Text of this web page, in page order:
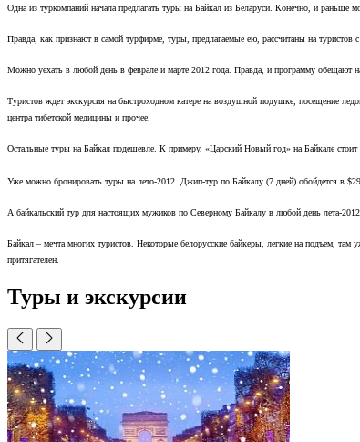
Одна из туркомпаний начала предлагать туры на Байкал из Беларуси. Конечно, и раньше
Правда, как признают в самой турфирме, туры, предлагаемые ею, рассчитаны на
Можно уехать в любой день в феврале и марте 2012 года. Правда, и программу
Туристов ждет экскурсия на быстроходном катере на воздушной подушке, посещение
центра тибетской медицины и прочее.
Остальные туры на Байкал подешевле. К примеру, «Царский Новый год» на Байкале
Уже можно бронировать туры на лето-2012. Джип-тур по Байкалу (7 дней) обойдется в
А байкальский тур для настоящих мужиков по Северному Байкалу в любой день лета-
Байкал – мечта многих туристов. Некоторые белорусские байкеры, легкие на подъем,
притягателен.
Туры и экскурсии